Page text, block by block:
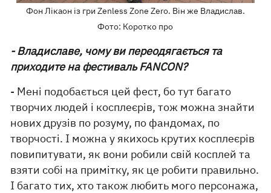
Фон Лікаон із гри Zenless Zone Zero. Він же Владислав.
Фото: Коротко про
- Владиславе, чому ви переодягається та
приходите на фестиваль FANCON?
- Мені подобається цей фест, бо тут багато
творчих людей і косплеєрів, тож можна знайти
нових друзів по розуму, по фандомах, по
творчості. І можна у якихось крутих косплеєрів
повипитувати, як вони робили свій косплей та
взяти собі на примітку, як це робити правильно.
І багато тих, хто також любить мого персонажа,